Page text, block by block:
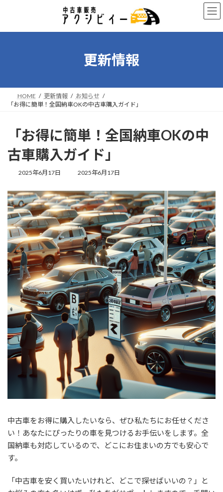
ン
ー
更新情報
HOME 更新情報
お知らせ
「お得に簡単！全国納車OKの中古車購入ガイド」
「お得に簡単！全国納車OKの中
古車購入ガイド」
2025年6月17日
最
更
新
日
時
:
2025年6月17日
中古車をお得に購入したいなら、ぜひ私たちにお任せくださ
い！あなたにぴったりの車を見つけるお手伝いをします。全
国納車も対応しているので、どこにお住まいの方でも安心で
す。
「中古車を安く買いたいけれど、どこで探せばいいの？」と